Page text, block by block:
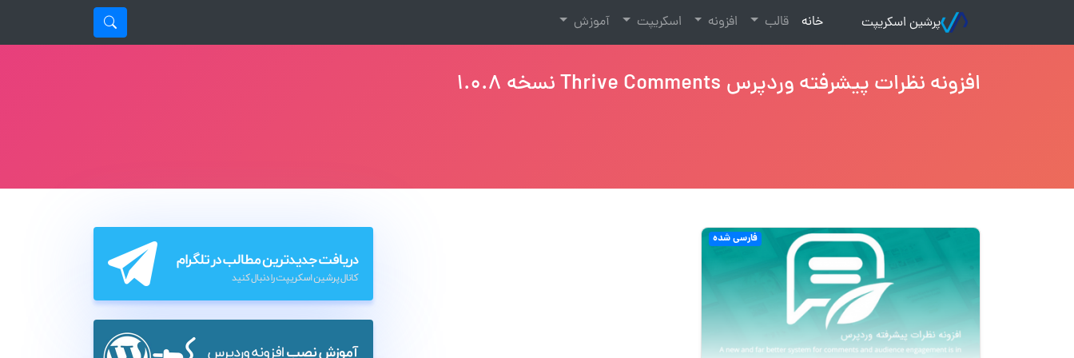
پرشین اسکریپت خانه
(current) قالب افزونه اسکریپت آموزش
افزونه نظرات پیشرفته وردپرس Thrive Comments نسخه 1.0.8
فارسی شده